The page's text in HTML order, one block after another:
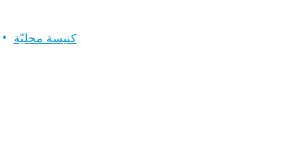
كنيسة محليّة